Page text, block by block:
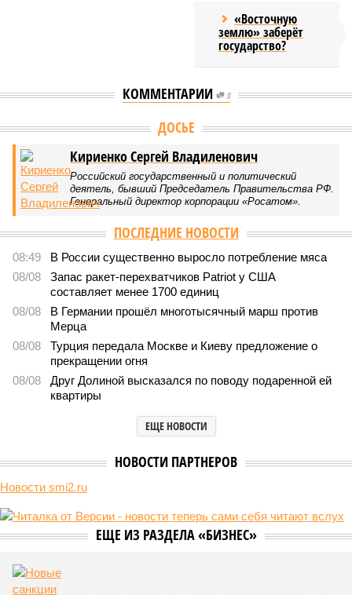
«Восточную
землю» заберёт
государство?
КОММЕНТАРИИ 0
ДОСЬЕ
Кириенко Сергей Владиленович
Российский государственный и политический
деятель, бывший Председатель Правительства РФ.
Генеральный директор корпорации «Росатом».
ПОСЛЕДНИЕ НОВОСТИ
08:49
В России существенно выросло потребление мяса
08/08
Запас ракет-перехватчиков Patriot у США
составляет менее 1700 единиц
08/08
В Германии прошёл многотысячный марш против
Мерца
08/08
Турция передала Москве и Киеву предложение о
прекращении огня
08/08
Друг Долиной высказался по поводу подаренной ей
квартиры
ЕЩЕ НОВОСТИ
НОВОСТИ ПАРТНЕРОВ
Новости smi2.ru
ЕЩЕ ИЗ РАЗДЕЛА «БИЗНЕС»